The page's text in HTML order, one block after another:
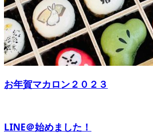
お年賀マカロン２０２３
LINE＠始めました！